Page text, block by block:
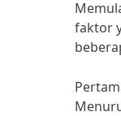
faktor